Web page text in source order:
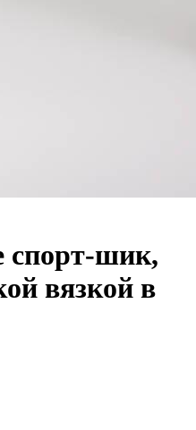
спорт-шик,
вязкой в